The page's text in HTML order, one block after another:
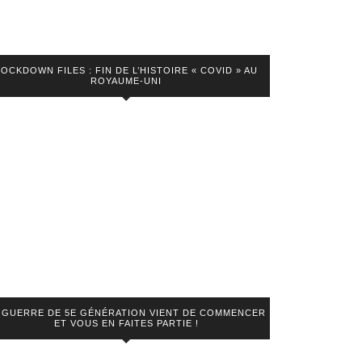
FILES : FIN DE L’HISTOIRE « COVID » AU
ROYAUME-UNI
GUERRE DE 5E GÉNÉRATION VIENT DE COMMENCER
ET VOUS EN FAITES PARTIE !